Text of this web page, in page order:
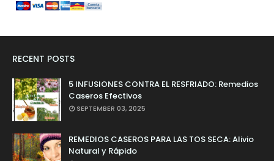
RECENT POSTS
5 INFUSIONES CONTRA EL RESFRIADO: Remedios
Caseros Efectivos
SEPTEMBER 03, 2025
REMEDIOS CASEROS PARA LAS TOS SECA: Alivio
Natural y Rápido